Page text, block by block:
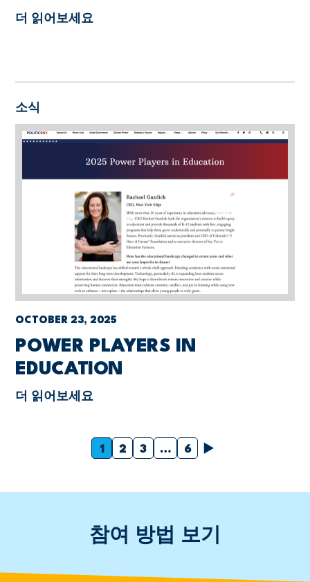
더 읽어보세요
소식
OCTOBER 23, 2025
POWER PLAYERS IN
EDUCATION
더 읽어보세요
1 2 3 … 6 다음
참여 방법 보기